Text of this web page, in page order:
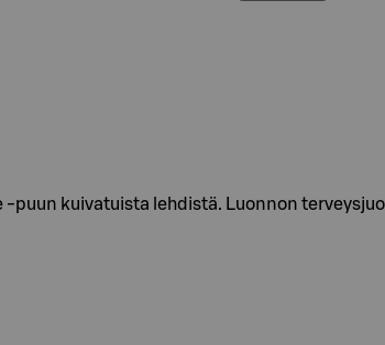
-puun kuivatuista lehdistä. Luonnon